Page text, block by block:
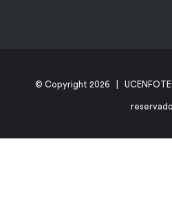
© Copyright 2026 |